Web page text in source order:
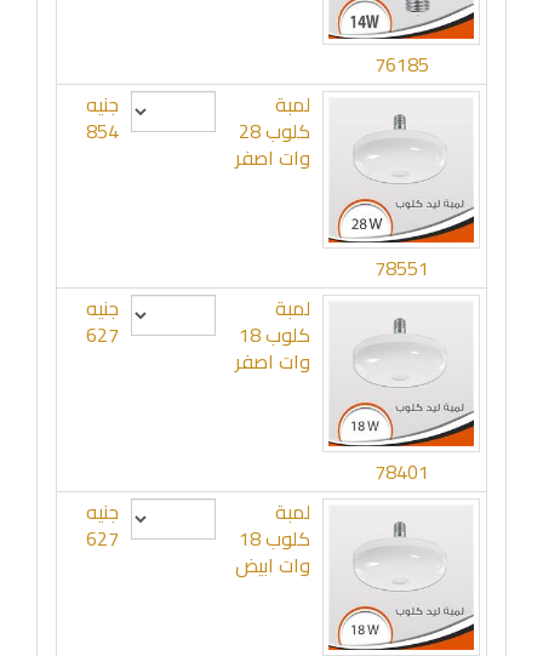
76185
78551
لمبة
كلوب 28
وات اصفر
جنيه
854
78401
لمبة
كلوب 18
وات اصفر
جنيه
627
لمبة
كلوب 18
وات ابيض
جنيه
627